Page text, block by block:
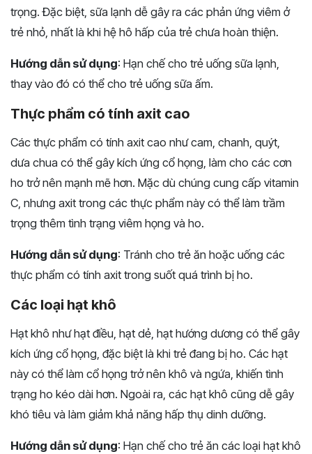
trọng. Đặc biệt, sữa lạnh dễ gây ra các phản ứng viêm ở
trẻ nhỏ, nhất là khi hệ hô hấp của trẻ chưa hoàn thiện.
Hướng dẫn sử dụng: Hạn chế cho trẻ uống sữa lạnh,
thay vào đó có thể cho trẻ uống sữa ấm.
Thực phẩm có tính axit cao
Các thực phẩm có tính axit cao như cam, chanh, quýt,
dưa chua có thể gây kích ứng cổ họng, làm cho các cơn
ho trở nên mạnh mẽ hơn. Mặc dù chúng cung cấp vitamin
C, nhưng axit trong các thực phẩm này có thể làm trầm
trọng thêm tình trạng viêm họng và ho.
Hướng dẫn sử dụng: Tránh cho trẻ ăn hoặc uống các
thực phẩm có tính axit trong suốt quá trình bị ho.
Các loại hạt khô
Hạt khô như hạt điều, hạt dẻ, hạt hướng dương có thể gây
kích ứng cổ họng, đặc biệt là khi trẻ đang bị ho. Các hạt
này có thể làm cổ họng trở nên khô và ngứa, khiến tình
trạng ho kéo dài hơn. Ngoài ra, các hạt khô cũng dễ gây
khó tiêu và làm giảm khả năng hấp thụ dinh dưỡng.
Hướng dẫn sử dụng: Hạn chế cho trẻ ăn các loại hạt khô